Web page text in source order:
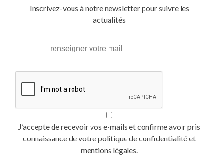
Inscrivez-vous à notre newsletter pour suivre les
actualités
J’accepte de recevoir vos e-mails et confirme avoir pris
connaissance de votre politique de confidentialité et
mentions légales.